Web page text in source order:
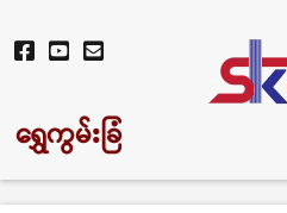
ရွှေကွမ်းခြံ